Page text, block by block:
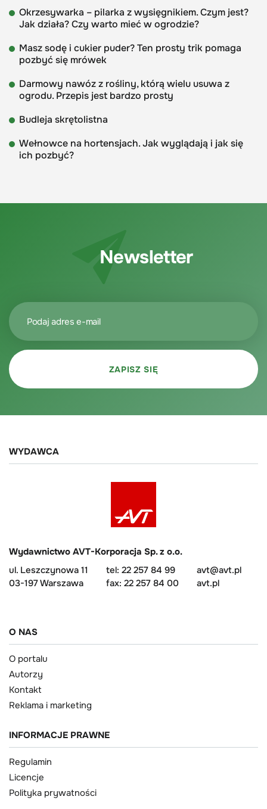
Okrzesywarka – pilarka z wysięgnikiem. Czym jest?
Jak działa? Czy warto mieć w ogrodzie?
Masz sodę i cukier puder? Ten prosty trik pomaga
pozbyć się mrówek
Darmowy nawóz z rośliny, którą wielu usuwa z
ogrodu. Przepis jest bardzo prosty
Budleja skrętolistna
Wełnowce na hortensjach. Jak wyglądają i jak się
ich pozbyć?
Newsletter
WYDAWCA
Wydawnictwo AVT-Korporacja Sp. z o.o.
ul. Leszczynowa 11
03-197 Warszawa
tel: 22 257 84 99
fax: 22 257 84 00
avt@avt.pl
avt.pl
O NAS
O portalu
Autorzy
Kontakt
Reklama i marketing
INFORMACJE PRAWNE
Regulamin
Licencje
Polityka prywatności